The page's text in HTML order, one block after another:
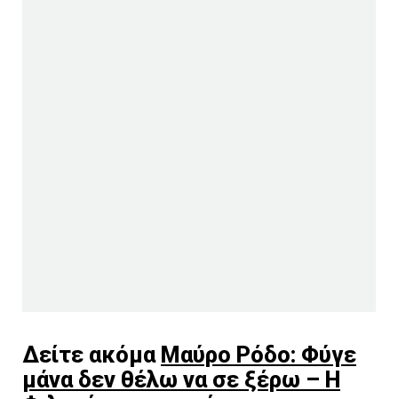
Δείτε ακόμα Μαύρο Ρόδο: Φύγε
μάνα δεν θέλω να σε ξέρω – Η